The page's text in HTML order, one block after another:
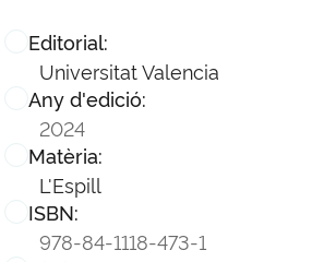
Editorial:
Universitat Valencia
Any d'edició:
2024
Matèria:
L'Espill
ISBN:
978-84-1118-473-1